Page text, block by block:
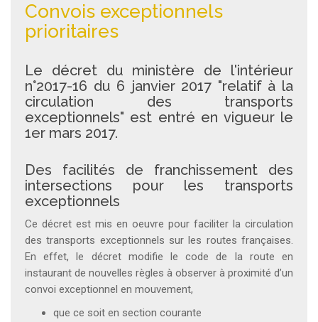
Convois exceptionnels
prioritaires
Le décret du ministère de l'intérieur
n°2017-16 du 6 janvier 2017 "relatif à la
circulation des transports
exceptionnels" est entré en vigueur le
1er mars 2017.
Des facilités de franchissement des
intersections pour les transports
exceptionnels
Ce décret est mis en oeuvre pour faciliter la circulation
des transports exceptionnels sur les routes françaises.
En effet, le décret modifie le code de la route en
instaurant de nouvelles règles à observer à proximité d’un
convoi exceptionnel en mouvement,
que ce soit en section courante